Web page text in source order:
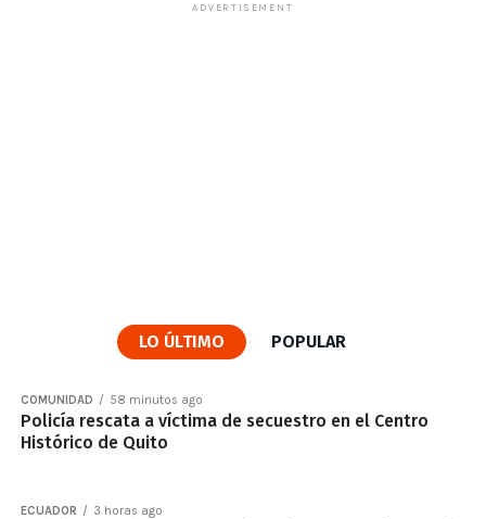
ADVERTISEMENT
LO ÚLTIMO POPULAR
COMUNIDAD 58 minutos ago
Policía rescata a víctima de secuestro en el Centro
Histórico de Quito
ECUADOR 3 horas ago